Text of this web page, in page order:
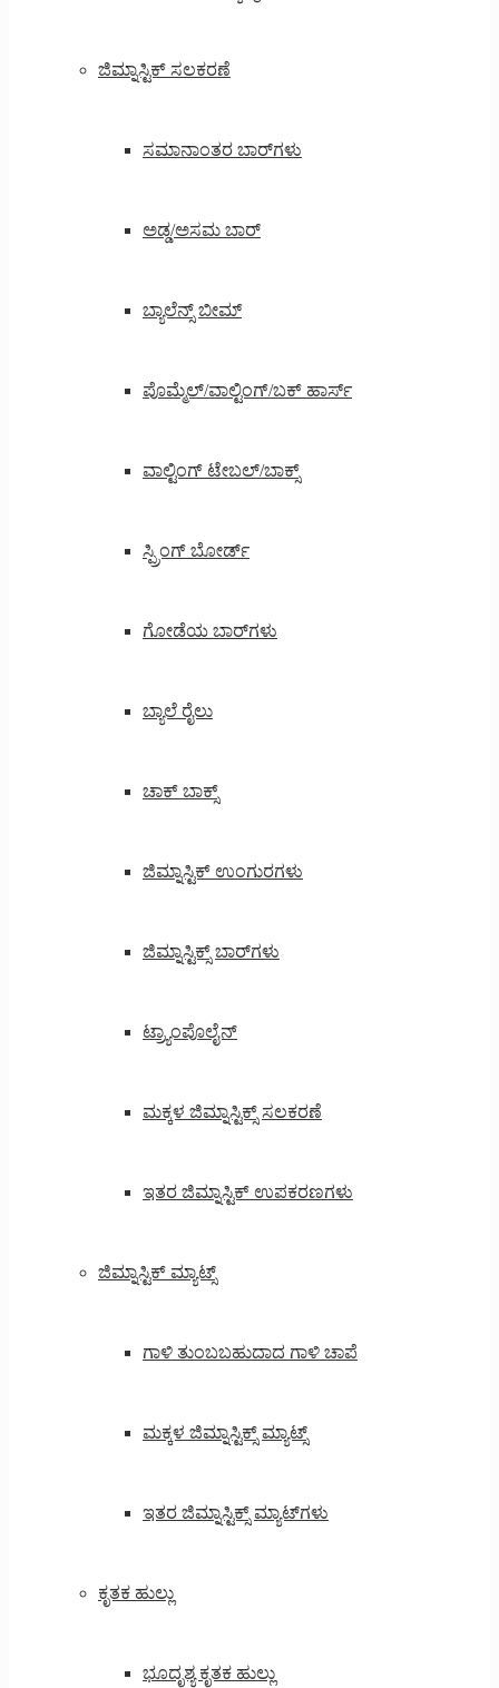
ಜಿಮ್ನಾಸ್ಟಿಕ್ ಸಲಕರಣೆ
ಸಮಾನಾಂತರ ಬಾರ್‌ಗಳು
ಅಡ್ಡ/ಅಸಮ ಬಾರ್
ಬ್ಯಾಲೆನ್ಸ್ ಬೀಮ್
ಪೊಮ್ಮೆಲ್/ವಾಲ್ಟಿಂಗ್/ಬಕ್ ಹಾರ್ಸ್
ವಾಲ್ಟಿಂಗ್ ಟೇಬಲ್/ಬಾಕ್ಸ್
ಸ್ಪ್ರಿಂಗ್ ಬೋರ್ಡ್
ಗೋಡೆಯ ಬಾರ್‌ಗಳು
ಬ್ಯಾಲೆ ರೈಲು
ಚಾಕ್ ಬಾಕ್ಸ್
ಜಿಮ್ನಾಸ್ಟಿಕ್ ಉಂಗುರಗಳು
ಜಿಮ್ನಾಸ್ಟಿಕ್ಸ್ ಬಾರ್‌ಗಳು
ಟ್ರ್ಯಾಂಪೊಲೈನ್
ಮಕ್ಕಳ ಜಿಮ್ನಾಸ್ಟಿಕ್ಸ್ ಸಲಕರಣೆ
ಇತರ ಜಿಮ್ನಾಸ್ಟಿಕ್ ಉಪಕರಣಗಳು
ಜಿಮ್ನಾಸ್ಟಿಕ್ ಮ್ಯಾಟ್ಸ್
ಗಾಳಿ ತುಂಬಬಹುದಾದ ಗಾಳಿ ಚಾಪೆ
ಮಕ್ಕಳ ಜಿಮ್ನಾಸ್ಟಿಕ್ಸ್ ಮ್ಯಾಟ್ಸ್
ಇತರ ಜಿಮ್ನಾಸ್ಟಿಕ್ಸ್ ಮ್ಯಾಟ್‌ಗಳು
ಕೃತಕ ಹುಲ್ಲು
ಭೂದೃಶ್ಯ ಕೃತಕ ಹುಲ್ಲು